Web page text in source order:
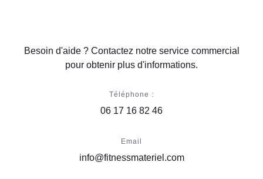
Besoin d'aide ? Contactez notre service commercial
pour obtenir plus d'informations.
Téléphone :
06 17 16 82 46
Email
info@fitnessmateriel.com